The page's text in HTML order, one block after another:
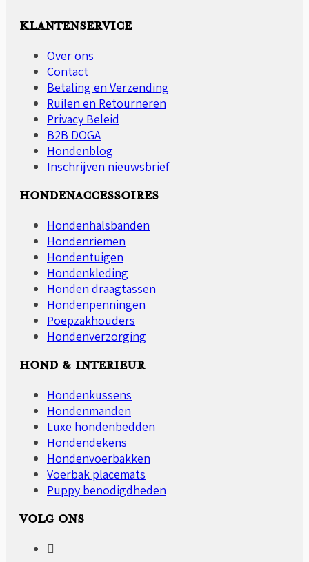
optie
kan
op
de
productpagina
KLANTENSERVICE
Over ons
Contact
Betaling en Verzending
Ruilen en Retourneren
Privacy Beleid
B2B DOGA
Hondenblog
Inschrijven nieuwsbrief
HONDENACCESSOIRES
Hondenhalsbanden
Hondenriemen
Hondentuigen
Hondenkleding
Honden draagtassen
Hondenpenningen
Poepzakhouders
Hondenverzorging
HOND & INTERIEUR
Hondenkussens
Hondenmanden
Luxe hondenbedden
Hondendekens
Hondenvoerbakken
Voerbak placemats
Puppy benodigdheden
VOLG ONS